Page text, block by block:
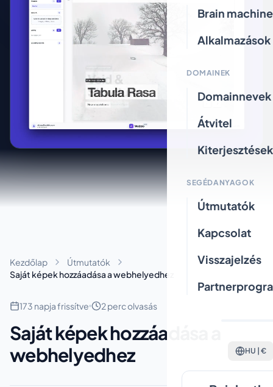
Brain
Alkalmazások
DOMAINEK
Domainnevek
Átvitel
Kiterjesztések
SEGÉDANYAGOK
Útmutatók
Kapcsolat
Visszajelzés
HU | €
Kezdőlap
Útmutatók
Saját képek hozzáadása a webhelyedhez
173 napja frissítve 2 perc olvasás
Saját képek hozzáadása a
webhelyedhez